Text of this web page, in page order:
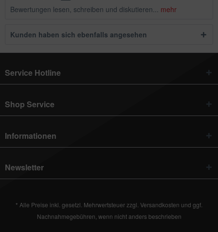
Bewertungen lesen, schreiben und diskutieren... mehr
Kunden haben sich ebenfalls angesehen
Service Hotline
Shop Service
Informationen
Newsletter
* Alle Preise inkl. gesetzl. Mehrwertsteuer zzgl. Versandkosten und ggf.
Nachnahmegebühren, wenn nicht anders beschrieben